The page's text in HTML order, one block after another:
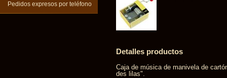
Pedidos expresos por teléfono
Detalles productos
Caja de música de manivela de
des lilas".